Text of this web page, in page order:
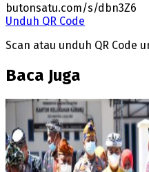
butonsatu.com/s/dbn3Z6
Unduh QR Code
Scan atau unduh QR Code
Baca Juga